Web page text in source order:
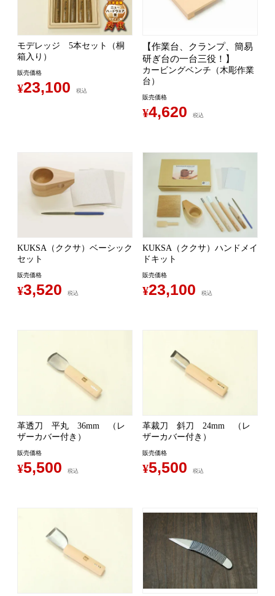
モデレッジ 5本セット（桐
箱入り）
販売価格
¥23,100 税込
【作業台、クランプ、簡易
研ぎ台の一台三役！】
カービングベンチ（木彫作業
台）
販売価格
¥4,620 税込
KUKSA（ククサ）ベーシック
セット
販売価格
¥3,520 税込
KUKSA（ククサ）ハンドメイ
ドキット
販売価格
¥23,100 税込
革透刀 平丸 36mm （レ
ザーカバー付き）
販売価格
¥5,500 税込
革裁刀 斜刀 24mm （レ
ザーカバー付き）
販売価格
¥5,500 税込